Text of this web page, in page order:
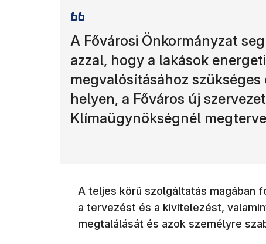
A Fővárosi Önkormányzat
azzal, hogy a lakások
megvalósításához
helyen, a Főváros új
Klímaügynökségnél
A teljes körű szolgáltatás magában
a tervezést és a kivitelezést,
megtalálását és azok személyre